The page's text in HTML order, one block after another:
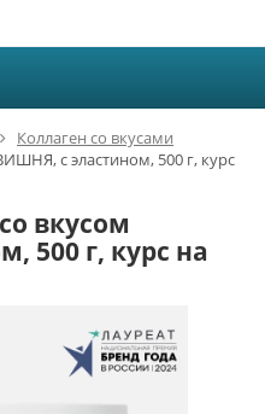
Коллаген со вкусами
с эластином, 500 г, курс
вкусом
500 г, курс на